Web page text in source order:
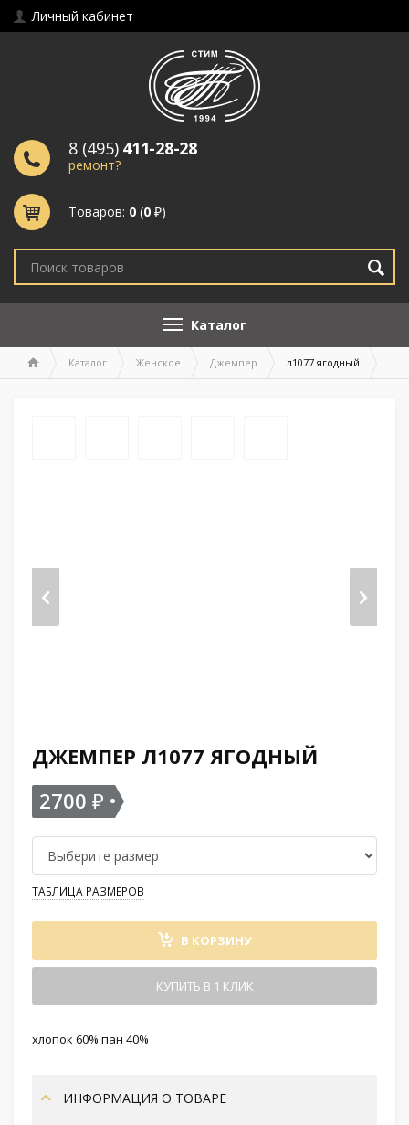
Личный кабинет
8 (495) 411-28-28
ремонт?
Товаров: 0 (0 ₽)
Каталог
Каталог Женское Джемпер л1077 ягодный
ДЖЕМПЕР Л1077 ЯГОДНЫЙ
2700 ₽
ТАБЛИЦА РАЗМЕРОВ
В КОРЗИНУ
КУПИТЬ В 1 КЛИК
хлопок 60% пан 40%
ИНФОРМАЦИЯ О ТОВАРЕ